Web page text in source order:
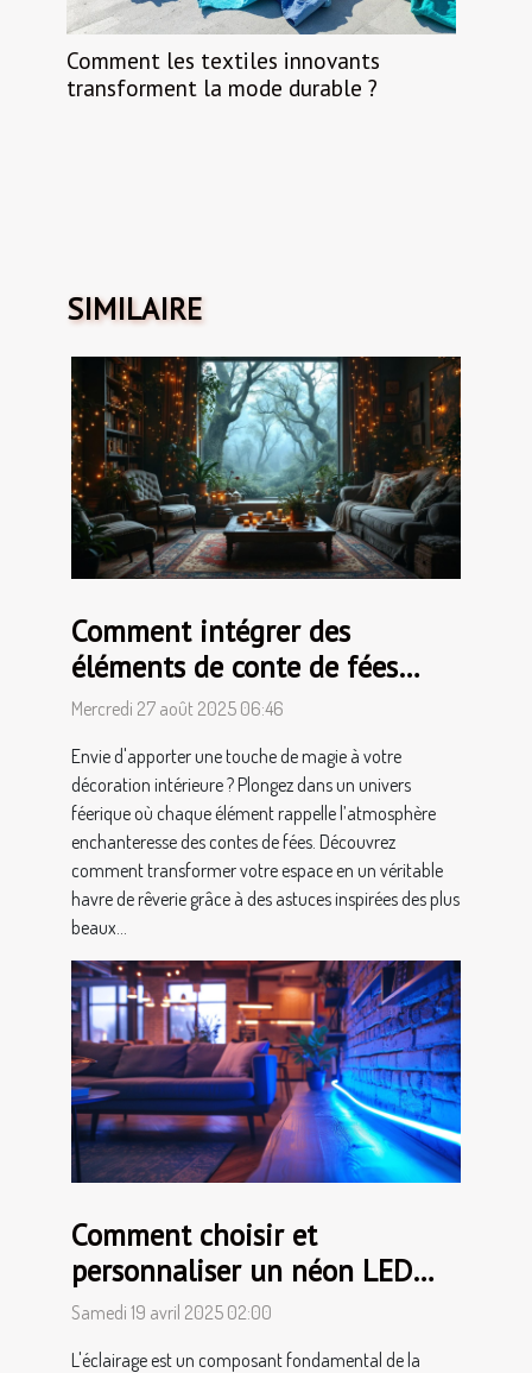
Comment les textiles innovants
transforment la mode durable ?
SIMILAIRE
Comment intégrer des
éléments de conte de fées
dans votre décoration
intérieure ?
Mercredi 27 août 2025 06:46
Envie d'apporter une touche de magie à votre
décoration intérieure ? Plongez dans un univers
féerique où chaque élément rappelle l’atmosphère
enchanteresse des contes de fées. Découvrez
comment transformer votre espace en un véritable
havre de rêverie grâce à des astuces inspirées des plus
beaux...
Comment choisir et
personnaliser un néon LED
pour votre intérieur
Samedi 19 avril 2025 02:00
L'éclairage est un composant fondamental de la